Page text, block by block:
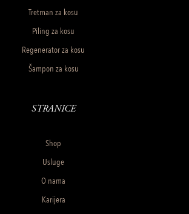
Tretman za kosu
Piling za kosu
Regenerator za kosu
Šampon za kosu
STRANICE
Shop
Usluge
O nama
Karijera